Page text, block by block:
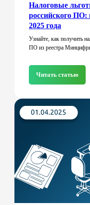
Налоговые
российского ПО:
2025 года
Узнайте, как получить
ПО из реестра
Читать статью